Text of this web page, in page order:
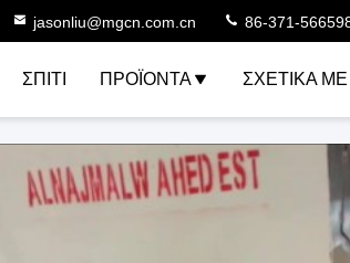
jasonliu@mgcn.com.cn 86-371-
ΣΠΊΤΙ ΠΡΟΪΌΝΤΑ ΣΧΕΤΙΚΆ